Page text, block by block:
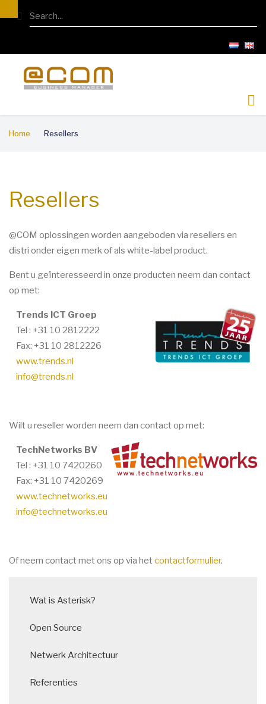
de
inhoud
Search
Home Resellers
Resellers
@COM oplossingen worden aangeboden via resellers en
distri onder eigen merk of als white-label product.
Bent u geïnteresseerd in onze producten neem dan contact
op met:
Trends ICT Groep
Tel : +31 10 2812222
Fax: +31 10 2812226
www.trends.nl
info@trends.nl
Wilt u reseller worden neem dan contact op met:
TechNetworks BV
Tel : +31 10 7420260
Fax: +31 10 7420269
www.technetworks.eu
info@technetworks.eu
Of neem contact met ons op via hetcontactformulier.
navigation
Wat is Asterisk?
Open Source
Netwerk Architectuur
Referenties